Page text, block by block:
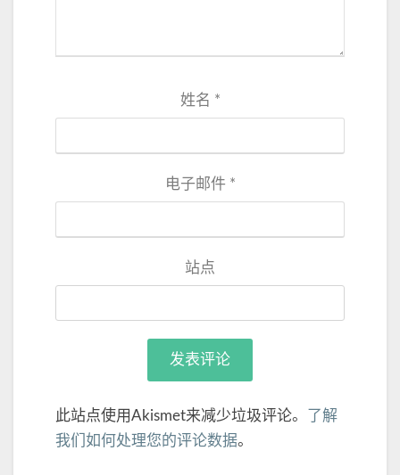
姓名 *
电子邮件 *
站点
此站点使用Akismet来减少垃圾评论。
了解
我们如何处理您的评论数据。